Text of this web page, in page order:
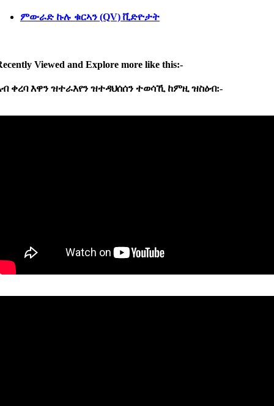
ምውራድ ኩሉ ቁርኣን (QV)ቪድዮታት
Viewed and Explore more like this:-
ቀረባእዋን ዝተራእየን ዝተዳህሰሰን ተወሳኺ ከምዚዝስዕብ:-